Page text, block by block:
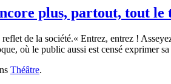
plus, partout, tout le
de la société.« Entrez, entrez !
où le public aussi est censé exprimer
Théâtre.